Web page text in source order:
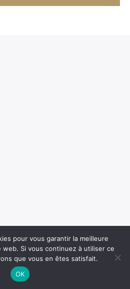
pour vous garantir la meilleure
Si vous continuez à utiliser ce
que vous en êtes satisfait.
OK